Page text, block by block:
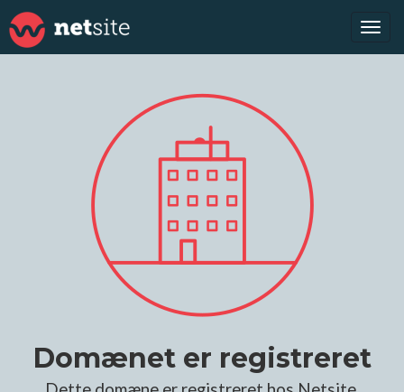
Domænet er registreret